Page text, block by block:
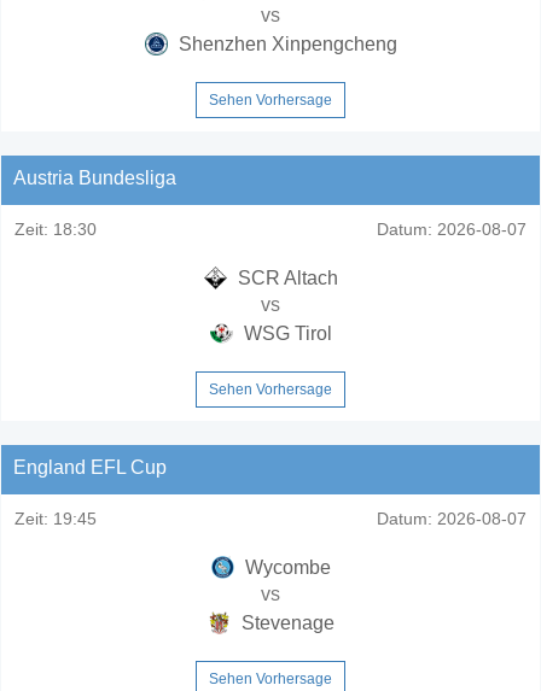
vs
Shenzhen Xinpengcheng
Sehen Vorhersage
Austria Bundesliga
Zeit: 18:30 Datum: 2026-08-07
SCR Altach
vs
WSG Tirol
Sehen Vorhersage
England EFL Cup
Zeit: 19:45 Datum: 2026-08-07
Wycombe
vs
Stevenage
Sehen Vorhersage